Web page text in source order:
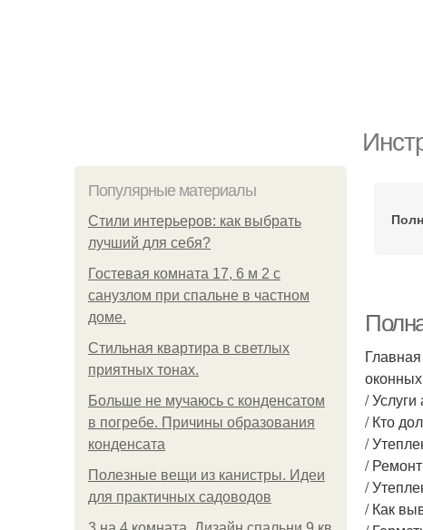
Популярные материалы
Стили интерьеров: как выбрать
лучший для себя?
Гостевая комната 17, 6 м 2 с
санузлом при спальне в частном
доме.
Стильная квартира в светлых
приятных тонах.
Больше не мучаюсь с конденсатом
в погребе. Причины образования
конденсата
Полезные вещи из канистры. Идеи
для практичных садоводов
/
/ Кто
/
/
/
/ Как